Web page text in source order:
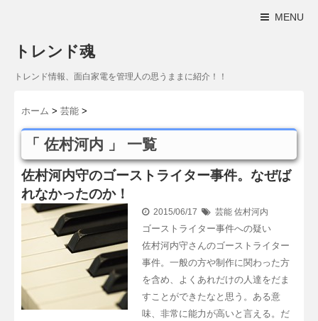
MENU
トレンド魂
トレンド情報、面白家電を管理人の思うままに紹介！！
ホーム > 芸能 >
「 佐村河内 」 一覧
佐村河内守のゴーストライター事件。なぜば
れなかったのか！
2015/06/17 芸能 佐村河内
ゴーストライター事件への疑い
佐村河内守さんのゴーストライター
事件。一般の方や制作に関わった方
を含め、よくあれだけの人達をだま
すことができたなと思う。ある意
味、非常に能力が高いと言える。だ